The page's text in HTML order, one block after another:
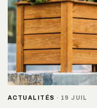
ACTUALITÉS · 19 JUIL